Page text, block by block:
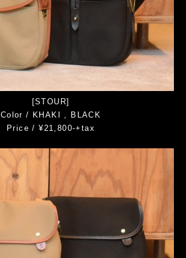
[STOUR]
Color / KHAKI , BLACK
Price / ¥21,800-+tax